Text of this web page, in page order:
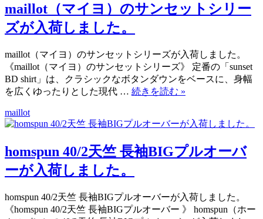
maillot（マイヨ）のサンセットシリー
ズが入荷しました。
maillot（マイヨ）のサンセットシリーズが入荷しました。
《maillot（マイヨ）のサンセットシリーズ》 定番の「sunset
BD shirt」は、クラシックなボタンダウンをベースに、身幅
を広くゆったりとした現代 … 続きを読む »
maillot
homspun 40/2天竺 長袖BIGプルオーバ
ーが入荷しました。
homspun 40/2天竺 長袖BIGプルオーバーが入荷しました。
《homspun 40/2天竺 長袖BIGプルオーバー 》 homspun（ホー